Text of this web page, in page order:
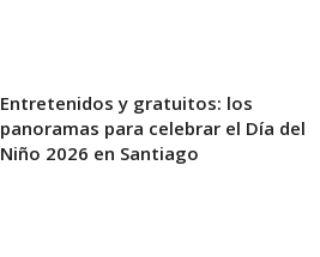
Entretenidos y gratuitos: los
panoramas para celebrar el Día del
Niño 2026 en Santiago